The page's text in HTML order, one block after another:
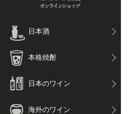
日本酒
本格焼酎
日本のワイン
海外のワイン